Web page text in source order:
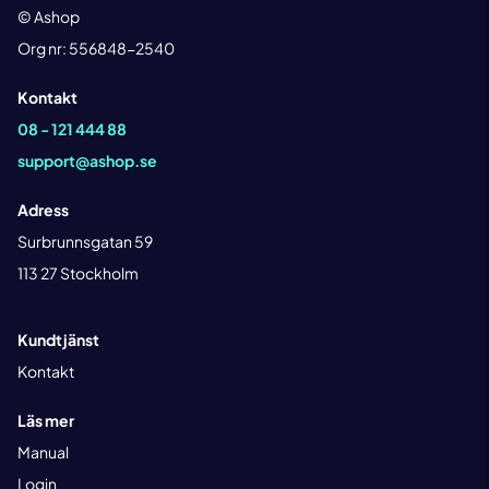
© Ashop
Org nr: 556848-2540
Kontakt
08 - 121 444 88
support@ashop.se
Adress
Surbrunnsgatan 59
113 27 Stockholm
Kundtjänst
Kontakt
Läs mer
Manual
Login